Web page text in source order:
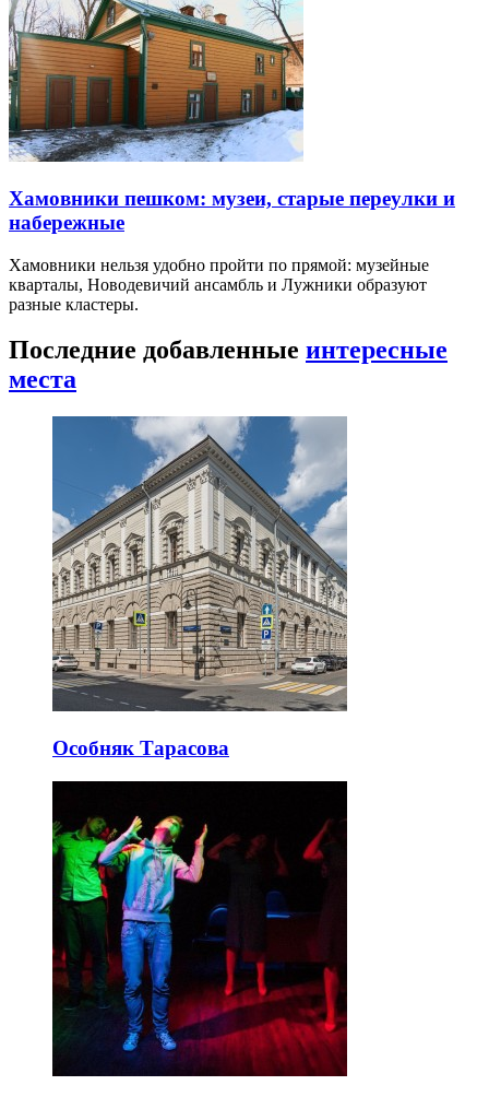
Хамовники пешком: музеи, старые переулки и
набережные
Хамовники нельзя удобно пройти по прямой: музейные
кварталы, Новодевичий ансамбль и Лужники образуют
разные кластеры.
Последние добавленные интересные
места
Особняк Тарасова